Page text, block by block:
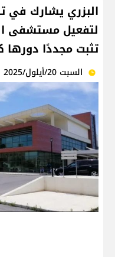
البزري يشارك في
لتفعيل مستشفى
تثبت مجددًا
السبت 20/أيلول/2025 - 01:09 م